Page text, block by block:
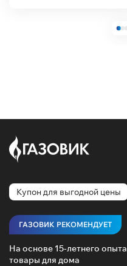
Купон для выгодной цены
ГАЗОВИК РЕКОМЕНДУЕТ
На основе 15-летнего
товары для дома